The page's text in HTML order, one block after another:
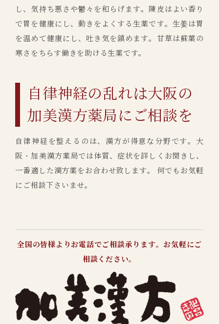
し、気持ち悪さや鬱々を和らげます。陳皮はよい香り
で胃を健康にし、動きをよくする生薬です。生姜は胃
を温めて健康にし、吐き気を鎮めます。甘草は蘇葉の
寒さをちらす働きを助ける生薬です。
自律神経の乱れは大阪の
加美漢方薬局にご相談を
自律神経を整えるのは、漢方が得意な分野です。大
阪・加美漢方薬局では体質、症状を詳しくお聞きし、
一番適した漢方薬をお合わせ致します。 何でもお気軽
にご相談下さいませ。
全国の皆様よりお電話でご相談承ります。お気軽にご
相談ください。